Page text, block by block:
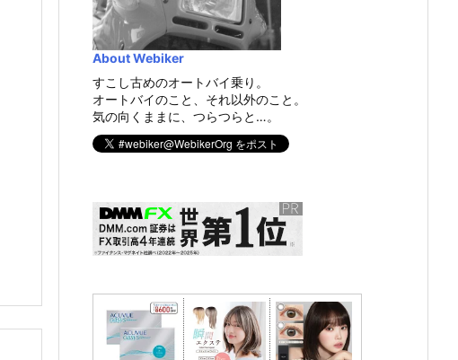
About Webiker
すこし古めのオートバイ乗り。
オートバイのこと、それ以外のこと。
気の向くままに、つらつらと…。